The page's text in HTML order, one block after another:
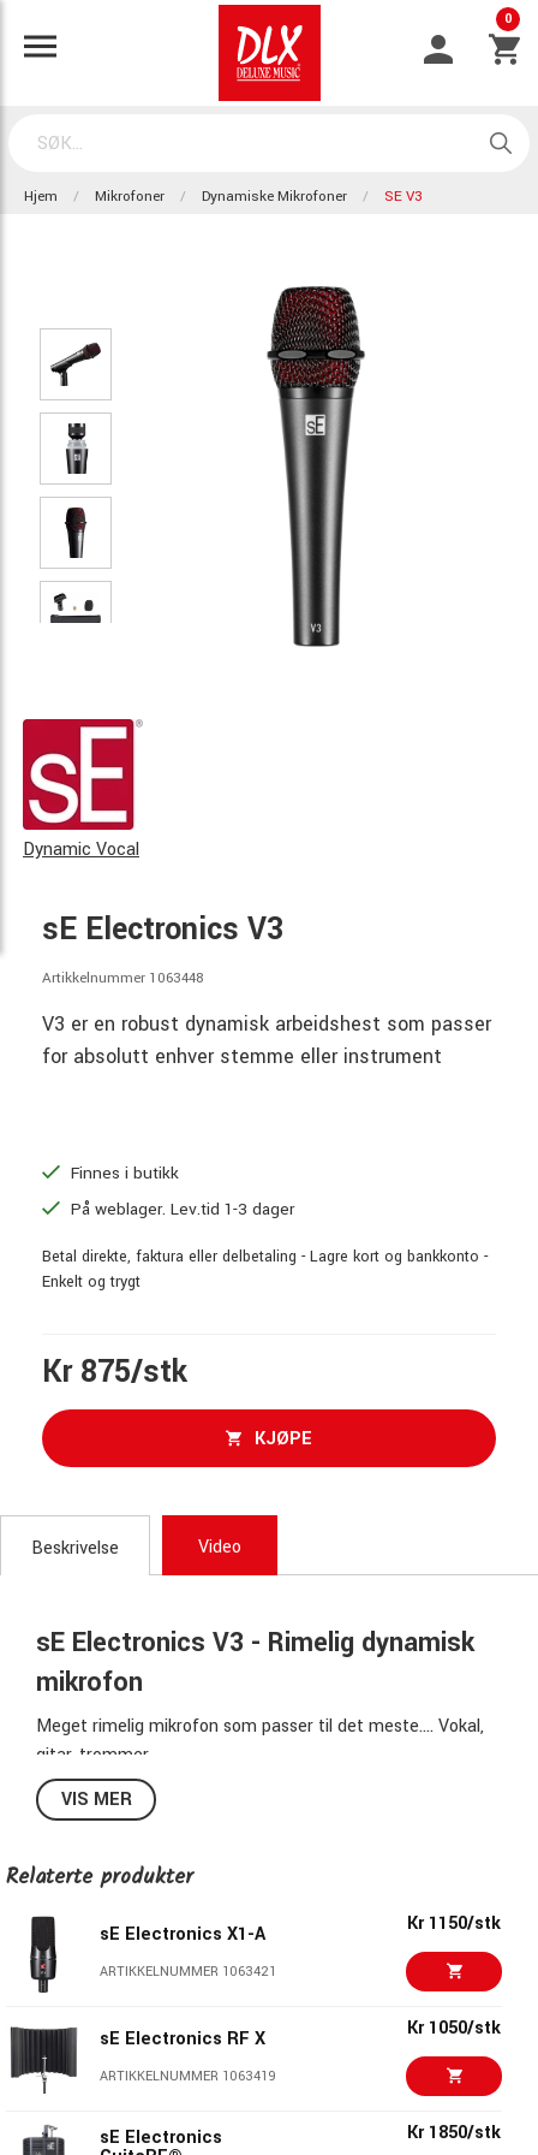
0
Hjem Mikrofoner Dynamiske Mikrofoner SE V3
Dynamic Vocal
sE Electronics V3
Artikkelnummer 1063448
V3 er en robust dynamisk arbeidshest som passer
for absolutt enhver stemme eller instrument
Finnes i butikk
På weblager. Lev.tid 1-3 dager
Betal direkte, faktura eller delbetaling - Lagre kort og bankkonto -
Enkelt og trygt
Kr 875/stk
KJØPE
Beskrivelse Video
sE Electronics V3 - Rimelig dynamisk
mikrofon
Meget rimelig mikrofon som passer til det meste.... Vokal,
gitar, trommer.
Det innebygde popfilteret og sjokkfestet eliminerer
vibrasjoner, vind, luftpust og håndbevegelser som blir
slitesterk sinklegering og grillen er laget av stål som ikke
Leveres med veske, mikrofonklemme, gjengeadapter og
popfilter.
Den midterste ringen på grillen har flate sider, noe som gjør
at mikrofonen ikke ruller bort når du legger den på et flatt
underlag. Utrolig smart.
VIS MER
Relaterte produkter
sE Electronics X1-A
ARTIKKELNUMMER 1063421
Kr 1150/stk
sE Electronics RF X
ARTIKKELNUMMER 1063419
Kr 1050/stk
sE Electronics Kr 1850/stk